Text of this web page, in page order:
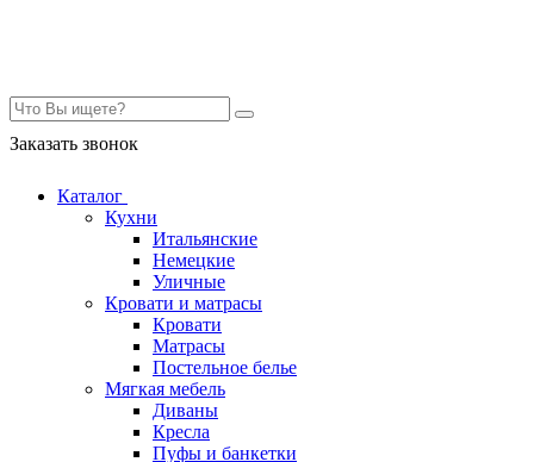
Заказать звонок
Каталог
Кухни
Итальянские
Немецкие
Уличные
Кровати и матрасы
Кровати
Матрасы
Постельное белье
Мягкая мебель
Диваны
Кресла
Пуфы и банкетки